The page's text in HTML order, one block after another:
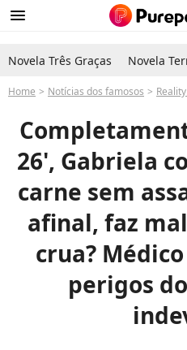
menu
Novela Três Graças Novela
Home Notícias dos famosos
26', Gabriela
carne sem
afinal, faz
crua?
perigos